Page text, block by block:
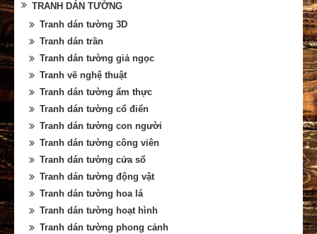
TRANH DÁN TƯỜNG
Tranh dán tường 3D
Tranh dán trần
Tranh dán tường giả ngọc
Tranh vẽ nghệ thuật
Tranh dán tường ẩm thực
Tranh dán tường cổ điển
Tranh dán tường con người
Tranh dán tường công viên
Tranh dán tường cửa sổ
Tranh dán tường động vật
Tranh dán tường hoa lá
Tranh dán tường hoạt hình
Tranh dán tường phong cảnh